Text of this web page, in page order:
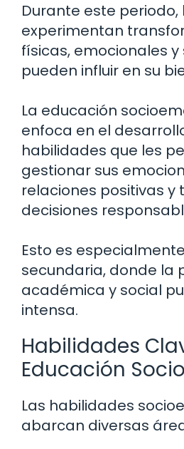
Durante este periodo,
experimentan
físicas, emocionales y
pueden influir en su
La educación
enfoca en el
habilidades que les
gestionar sus
relaciones positivas y
decisiones
Esto es
secundaria, donde la
académica y social
intensa.
Habilidades
Educación
Las habilidades
abarcan diversas